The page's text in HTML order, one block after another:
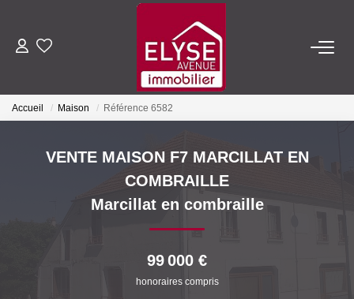
ACHETER
ESTIMER
NOTRE AGENCE
Accueil Maison Référence 6582
VENTE MAISON F7 MARCILLAT EN
COMBRAILLE
Marcillat en combraille
99 000 €
honoraires compris